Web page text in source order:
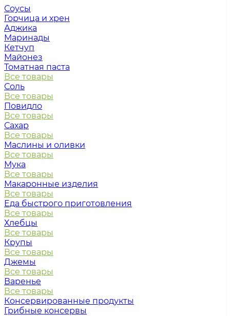
Соусы
Горчица и хрен
Аджика
Маринады
Кетчуп
Майонез
Томатная паста
Все товары
Соль
Все товары
Повидло
Все товары
Сахар
Все товары
Маслины и оливки
Все товары
Мука
Все товары
Макаронные изделия
Все товары
Еда быстрого приготовления
Все товары
Хлебцы
Все товары
Крупы
Все товары
Джемы
Все товары
Варенье
Все товары
Консервированные продукты
Грибные консервы